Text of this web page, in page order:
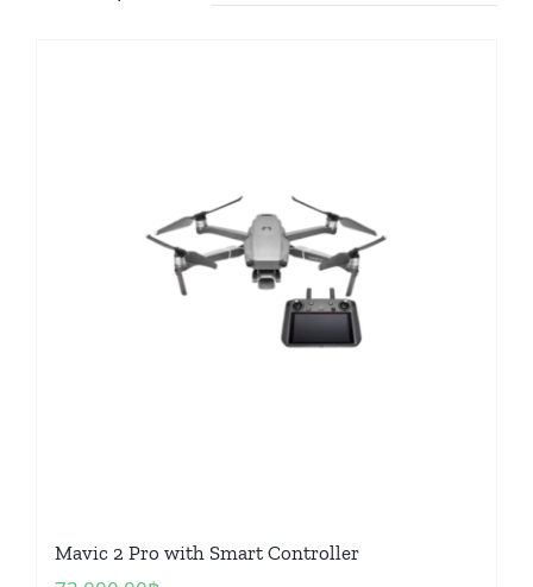
Mavic 2 Pro with Smart Controller